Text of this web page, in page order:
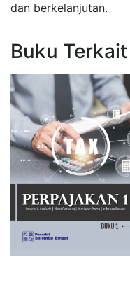
dan berkelanjutan.
Buku Terkait